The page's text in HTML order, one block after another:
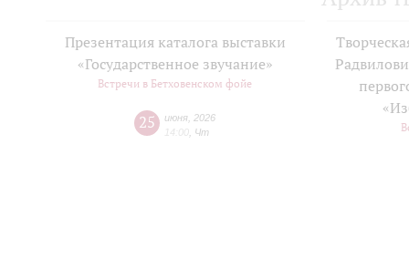
Презентация каталога выставки
«Государственное звучание»
Встречи в Бетховенском фойе
25 июня 2026
14:00 Чт